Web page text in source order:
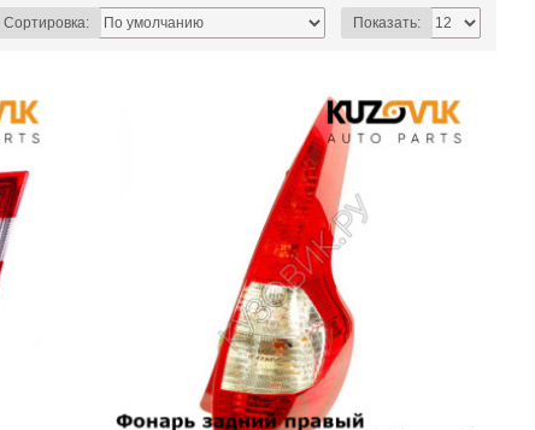
Сортировка: Показать: